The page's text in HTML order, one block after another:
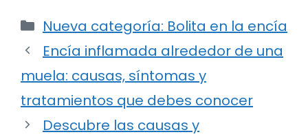
Categorías
Nueva categoría: Bolita en la encía
Encía inflamada alrededor de una
muela: causas, síntomas y
tratamientos que debes conocer
Descubre las causas y